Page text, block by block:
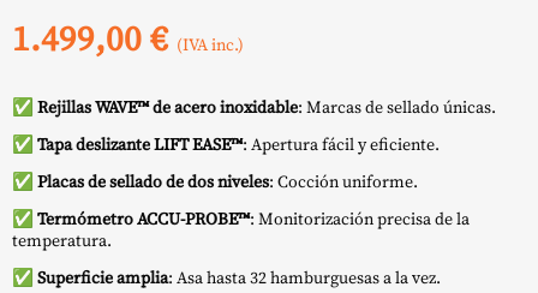
1.499,00€ (IVA inc.)
✅ Rejillas WAVE™ de acero inoxidable: Marcas de sellado únicas.
✅ Tapa deslizante LIFT EASE™: Apertura fácil y eficiente.
✅ Placas de sellado de dos niveles: Cocción uniforme.
✅ Termómetro ACCU-PROBE™: Monitorización precisa de la
temperatura.
✅ Superficie amplia: Asa hasta 32 hamburguesas a la vez.